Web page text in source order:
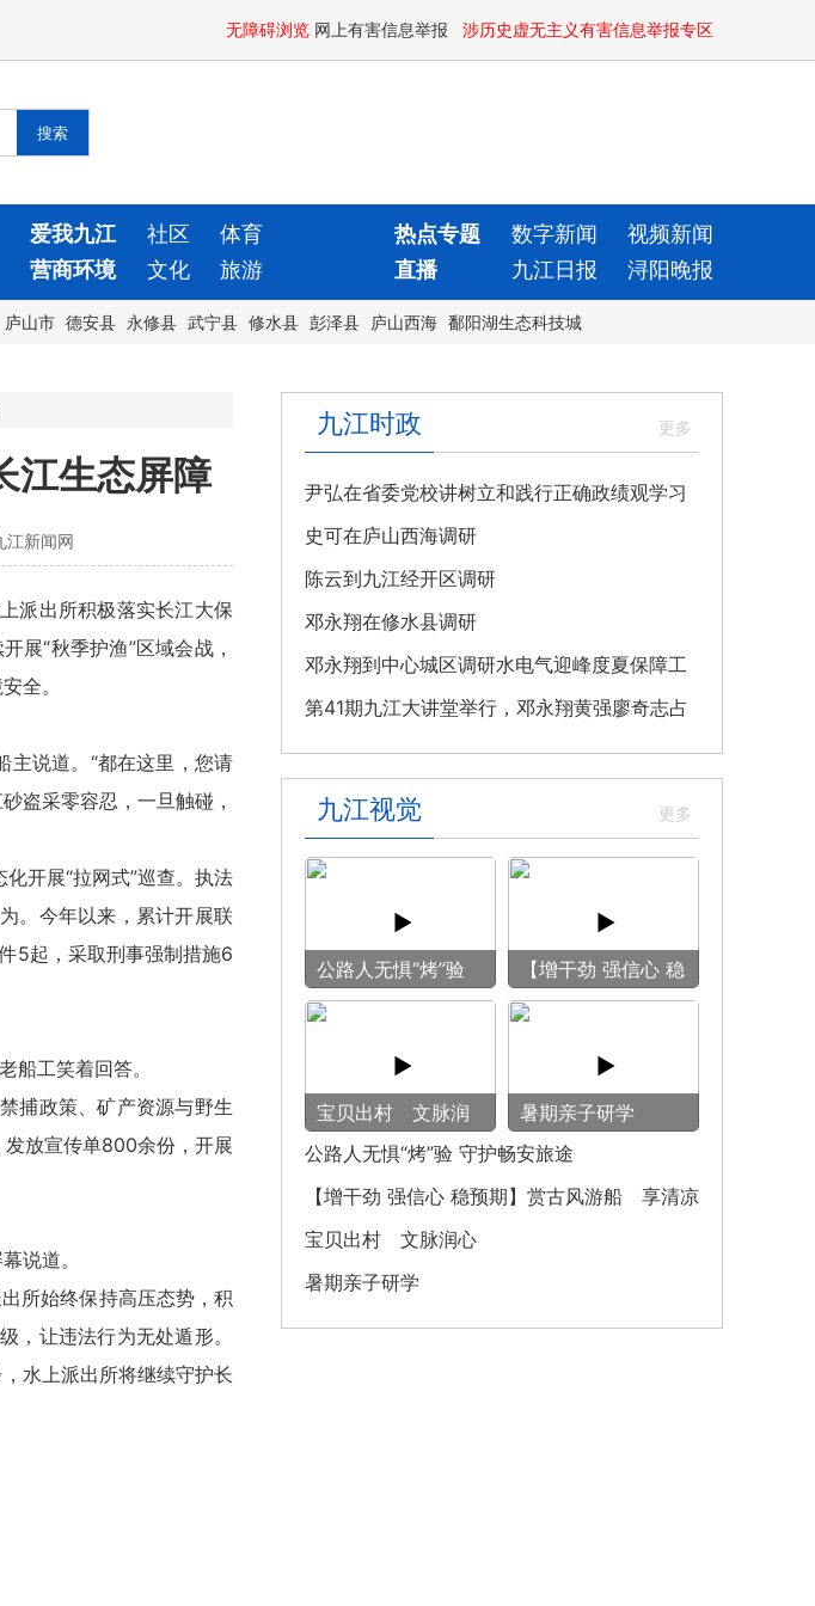
无障碍浏览 网上有害信息举报 涉历史虚无主义有害信息举报专区
爱我九江 社区 体育 热点专题 数字新闻
视频新闻
营商环境 文化 旅游 直播 九江日报 浔阳晚报
庐山市 德安县 永修县 武宁县 修水县 彭泽县 庐山西海 鄱阳湖生态科技城
江生态屏障
江新闻网
派出所积极落实长江大保
展“秋季护渔”区域会战，
全。
主说道。“都在这里，您请
盗采零容忍，一旦触碰，
开展“拉网式”巡查。执法
。今年以来，累计开展联
5起，采取刑事强制措施6
船工笑着回答。
捕政策、矿产资源与野生
发放宣传单800余份，开展
说道。
所始终保持高压态势，积
，让违法行为无处遁形。
水上派出所将继续守护长
九江时政
尹弘在省委党校讲树立和践行正确政绩观学习
教育专题党课
史可在庐山西海调研
陈云到九江经开区调研
邓永翔在修水县调研
邓永翔到中心城区调研水电气迎峰度夏保障工
作
第41期九江大讲堂举行，邓永翔黄强廖奇志占
勇出席
九江视觉
公路人无惧“烤”验
守护畅安旅途
【增干劲 强信心 稳
预期】赏古风游
宝贝出村 文脉润
心
暑期亲子研学
公路人无惧“烤”验 守护畅安旅途
【增干劲 强信心 稳预期】赏古风游船 享清凉
之旅
宝贝出村 文脉润心
暑期亲子研学